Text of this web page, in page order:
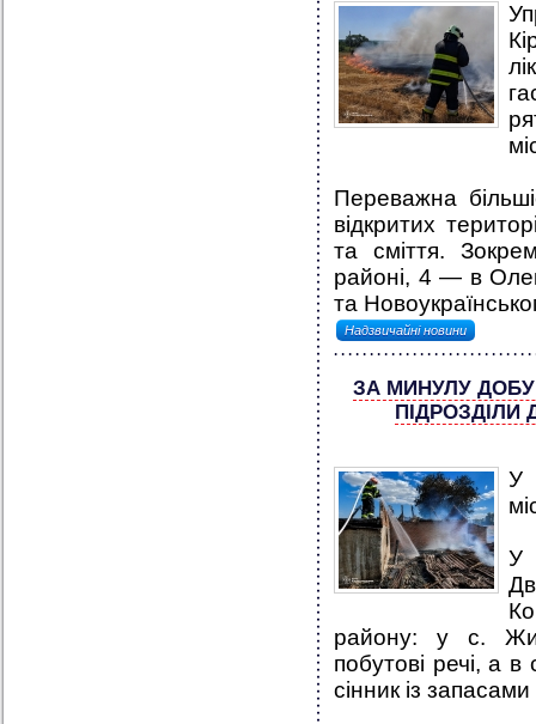
Переважна
відкритих
та сміття.
районі, 4 — в
та
Надзвичайні новини
ЗА МИНУЛУ ДОБУ
ПІДРОЗДІЛИ
У
У
району: у с.
побутові речі, а
сінник із